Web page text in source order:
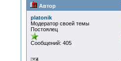
Автор
platonik
Модератор своей темы
Постоялец
Сообщений: 405